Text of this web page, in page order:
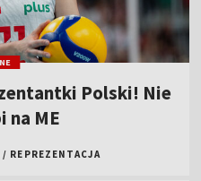
Polski! Nie
na ME
/ REPREZENTACJA